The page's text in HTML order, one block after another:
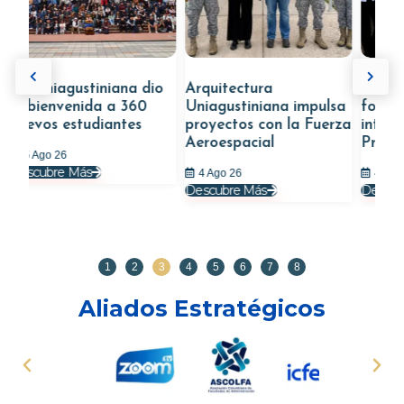
dio
a 360
estudiantes
26
Más
Arquitectura
Uniagustiniana impulsa
proyectos con la Fuerza
Aeroespacial
4 Ago 26
Descubre Más
fortaleció
Programa
4 Ago 26
Descubre
1 2 3 4 5 6 7 8
Aliados Estratégicos